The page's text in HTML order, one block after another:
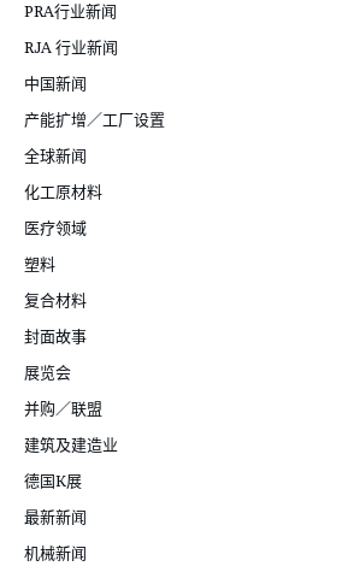
PRA行业新闻
RJA 行业新闻
中国新闻
产能扩增／工厂设置
全球新闻
化工原材料
医疗领域
塑料
复合材料
封面故事
展览会
并购／联盟
建筑及建造业
德国K展
最新新闻
机械新闻